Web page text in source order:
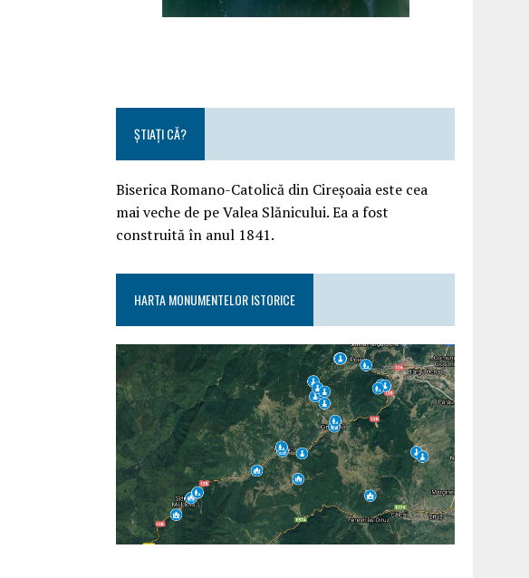
ȘTIAȚI CĂ?
Biserica Romano-Catolică din Cireșoaia este cea
mai veche de pe Valea Slănicului. Ea a fost
construită în anul 1841.
HARTA MONUMENTELOR ISTORICE